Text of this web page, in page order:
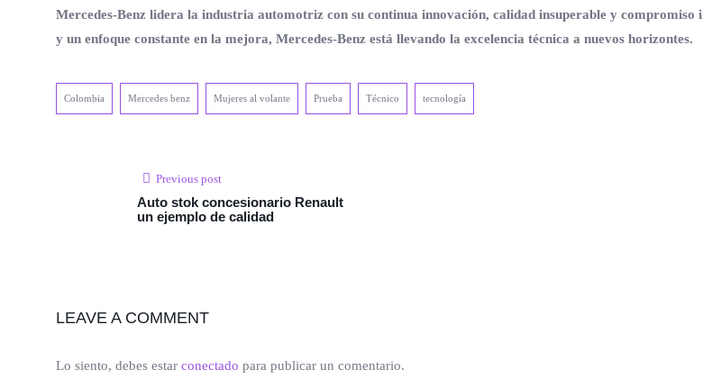
Mercedes-Benz lidera la industria automotriz con su continua innovación, calidad insuperable y
y un enfoque constante en la mejora, Mercedes-Benz está llevando la excelencia técnica a nuevos horizontes.
Colombia Mercedes benz Mujeres al volante Prueba Técnico tecnología
Previous post
Auto stok concesionario Renault
un ejemplo de calidad
LEAVE A COMMENT
Lo siento, debes estar conectado para publicar un comentario.